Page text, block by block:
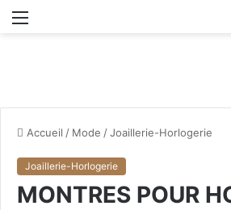
Accueil / Mode /Joaillerie-Horlogerie
Joaillerie-Horlogerie
MONTRES POUR